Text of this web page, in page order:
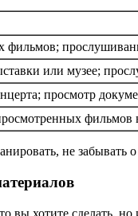
фильмов;
или музее;
просмотр
фильмов
не забывать
вы хотите сделать,